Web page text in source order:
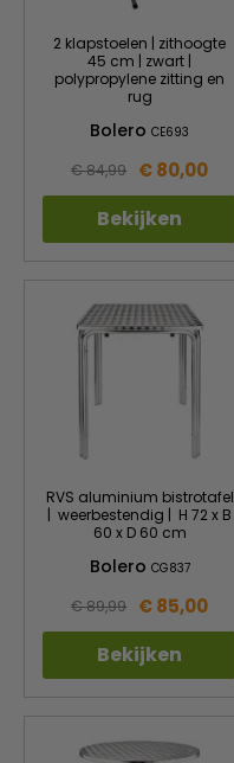
2 klapstoelen | zithoogte
45 cm | zwart |
polypropylene zitting en
rug
BoleroCE693
€ 84,99 € 80,00
Bekijken
RVS aluminium bistrotafel
| weerbestendig | H 72 x B
60 x D 60 cm
Bolero CG837
€ 89,99 € 85,00
Bekijken